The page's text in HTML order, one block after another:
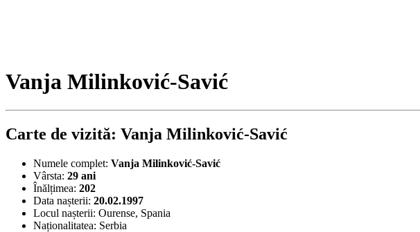
Vanja Milinković-Savić
Carte de vizită: Vanja Milinković-Savić
Numele complet: Vanja Milinković-Savić
Vârsta: 29 ani
Înălțimea: 202
Data nașterii: 20.02.1997
Locul nașterii: Ourense, Spania
Naționalitatea: Serbia